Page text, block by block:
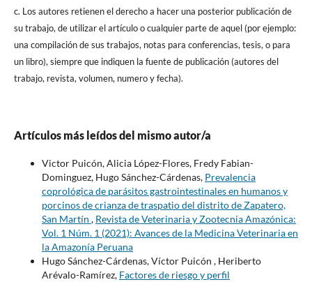
c. Los autores retienen el derecho a hacer una posterior publicación de
su trabajo, de utilizar el artículo o cualquier parte de aquel (por ejemplo:
una compilación de sus trabajos, notas para conferencias, tesis, o para
un libro), siempre que indiquen la fuente de publicación (autores del
trabajo, revista, volumen, numero y fecha).
Artículos más leídos del mismo autor/a
Victor Puicón, Alicia López-Flores, Fredy Fabian-
Dominguez, Hugo Sánchez-Cárdenas, Prevalencia
coprológica de parásitos gastrointestinales en humanos y
porcinos de crianza de traspatio del distrito de Zapatero,
San Martín , Revista de Veterinaria y Zootecnia Amazónica:
Vol. 1 Núm. 1 (2021): Avances de la Medicina Veterinaria en
la Amazonía Peruana
Hugo Sánchez-Cárdenas, Víctor Puicón , Heriberto
Arévalo-Ramírez, Factores de riesgo y perfil